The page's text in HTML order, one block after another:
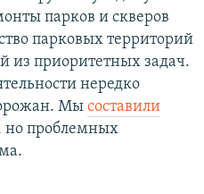
парков и скверов
парковых территорий
из приоритетных задач.
нередко
Мы составили
но проблемных